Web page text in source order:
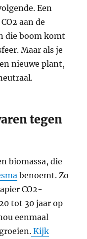
Een
aan de
die boom komt
Maar als je
nieuwe plant,
tegen
biomassa, die
benoemt. Zo
CO2-
tot 30 jaar op
eenmaal
Kijk